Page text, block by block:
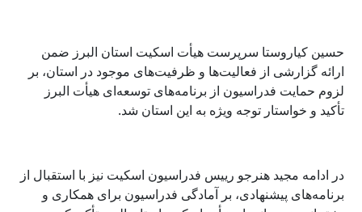
حسین کیاروستا سرپرست هیأت اسکیت استان البرز ضمن
ارائه گزارشی از فعالیت‌ها و ظرفیت‌های موجود در استان، بر
لزوم حمایت فدراسیون از برنامه‌های توسعه‌ای هیأت البرز
تأکید و خواستار توجه ویژه به این استان شد.
در ادامه مجید هنرجو رییس فدراسیون اسکیت نیز با استقبال از
برنامه‌های پیشنهادی، بر آمادگی فدراسیون برای همکاری و